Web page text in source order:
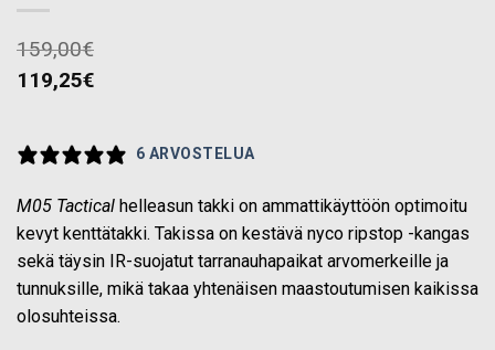
159,00€
119,25€
6 ARVOSTELUA
M05 Tactical helleasun takki on ammattikäyttöön optimoitu
kevyt kenttätakki. Takissa on kestävä nyco ripstop -kangas
sekä täysin IR-suojatut tarranauhapaikat arvomerkeille ja
tunnuksille, mikä takaa yhtenäisen maastoutumisen kaikissa
olosuhteissa.